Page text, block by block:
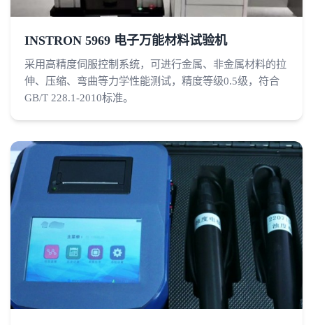
INSTRON 5969 电子万能材料试验机
采用高精度伺服控制系统，可进行金属、非金属材料的拉
伸、压缩、弯曲等力学性能测试，精度等级0.5级，符合
GB/T 228.1-2010标准。